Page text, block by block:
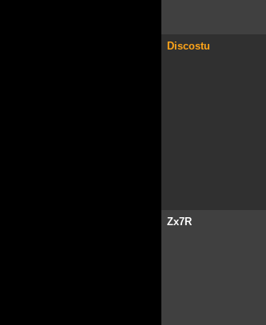
Discostu
Zx7R